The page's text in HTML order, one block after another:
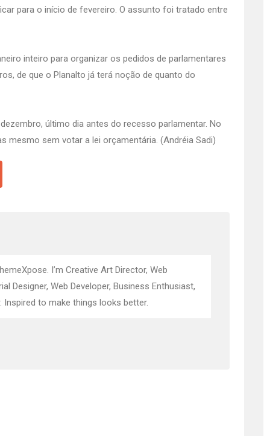
para o início de fevereiro. O assunto foi tratado entre
inteiro para organizar os pedidos de parlamentares
de que o Planalto já terá noção de quanto do
último dia antes do recesso parlamentar. No
mesmo sem votar a lei orçamentária. (Andréia Sadi)
I’m Creative Art Director, Web
Designer, Web Developer, Business Enthusiast,
Inspired to make things looks better.